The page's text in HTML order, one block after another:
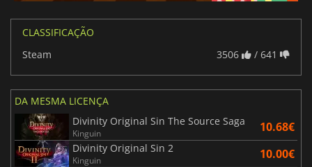
CLASSIFICAÇÃO
Steam
3506 / 641
DA MESMA LICENÇA
Divinity Original Sin The Source Saga
Kinguin 10.68€
Divinity Original Sin 2
Kinguin 10.00€